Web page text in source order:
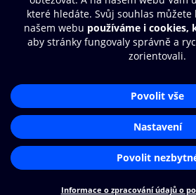
Další zábava
Nákupní řád
Přístupnost
Zásady zpracování osobních údajů
Cookies
Nastavení cookies
Aplikace
Čti a
audioknihy